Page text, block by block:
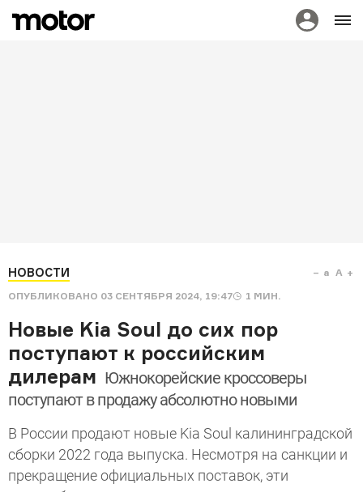
НОВОСТИ
ОПУБЛИКОВАНО 03 СЕНТЯБРЯ 2024, 19:47 1 МИН.
a A
Новые Kia Soul до сих пор
поступают к российским
дилерам Южнокорейские кроссоверы
поступают в продажу абсолютно новыми
В России продают новые Kia Soul калининградской
сборки 2022 года выпуска. Несмотря на санкции и
прекращение официальных поставок, эти